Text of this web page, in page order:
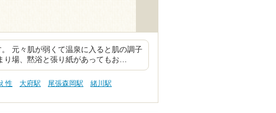
元々肌が弱くて温泉に入ると肌の調子
り場、黙浴と張り紙があってもお…
性 大府駅 尾張森岡駅
緒川駅